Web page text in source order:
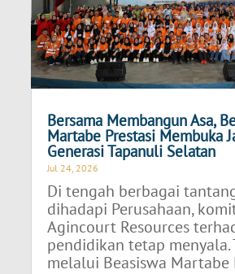
Bersama Membangun Asa,
Martabe Prestasi Membuka
Generasi Tapanuli Selatan
Jul 24, 2026
Di tengah berbagai
dihadapi Perusahaan,
Agincourt Resources
pendidikan tetap menyala.
melalui Beasiswa Martabe